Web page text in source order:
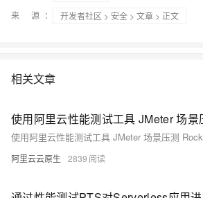
来 源：
开发者社区 > 安全 > 文章 > 正文
相关文章
使用阿里云性能测试工具 JMeter 场景压测
阿里云云原生 2839